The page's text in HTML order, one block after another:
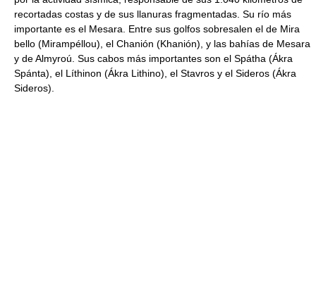
recortadas costas y de sus llanuras fragmentadas. Su río más
importante es el Mesara. Entre sus golfos sobresalen el de Mira
bello (Mirampéllou), el Chanión (Khanión), y las bahías de Mesara
y de Almyroú. Sus cabos más importantes son el Spátha (Ákra
Spánta), el Líthinon (Ákra Lithino), el Stavros y el Sideros (Ákra
Sideros).